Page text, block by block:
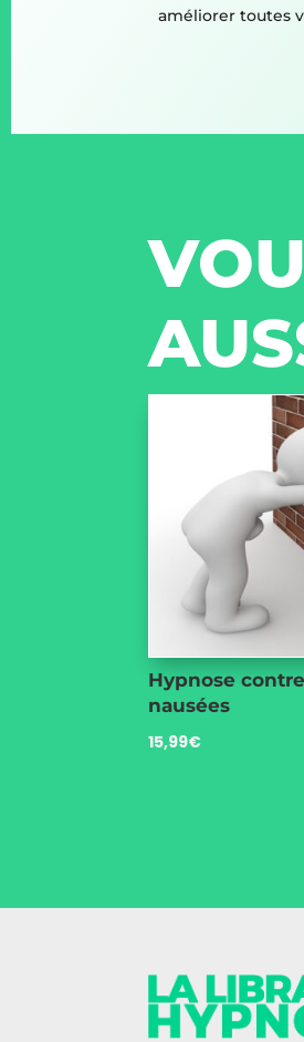
améliorer toutes
Hypnose
nausées
15,99€